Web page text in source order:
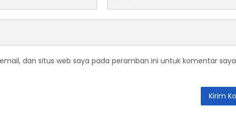
dan situs web saya pada peramban ini untuk komentar saya